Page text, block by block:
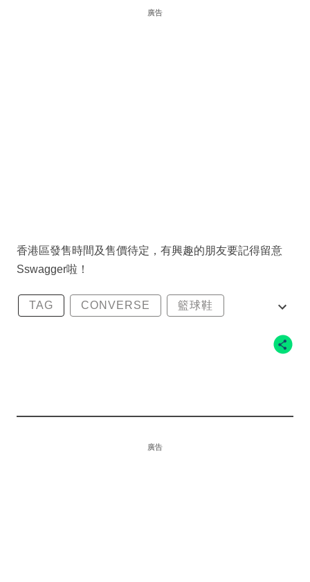
廣告
香港區發售時間及售價待定，有興趣的朋友要記得留意
Sswagger啦！
TAG CONVERSE 籃球鞋
廣告